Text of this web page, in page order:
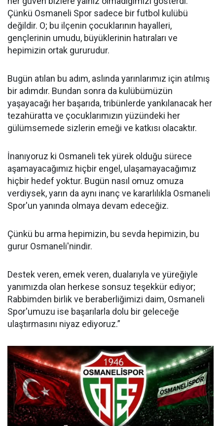
Çünkü Osmaneli Spor sadece bir futbol kulübü
değildir. O; bu ilçenin çocuklarının hayalleri,
gençlerinin umudu, büyüklerinin hatıraları ve
hepimizin ortak gururudur.
Bugün atılan bu adım, aslında yarınlarımız için atılmış
bir adımdır. Bundan sonra da kulübümüzün
yaşayacağı her başarıda, tribünlerde yankılanacak her
tezahüratta ve çocuklarımızın yüzündeki her
gülümsemede sizlerin emeği ve katkısı olacaktır.
İnanıyoruz ki Osmaneli tek yürek olduğu sürece
aşamayacağımız hiçbir engel, ulaşamayacağımız
hiçbir hedef yoktur. Bugün nasıl omuz omuza
verdiysek, yarın da aynı inanç ve kararlılıkla Osmaneli
Spor'un yanında olmaya devam edeceğiz.
Çünkü bu arma hepimizin, bu sevda hepimizin, bu
gurur Osmaneli'nindir.
Destek veren, emek veren, dualarıyla ve yüreğiyle
yanımızda olan herkese sonsuz teşekkür ediyor;
Rabbimden birlik ve beraberliğimizi daim, Osmaneli
Spor'umuzu ise başarılarla dolu bir geleceğe
ulaştırmasını niyaz ediyoruz.”